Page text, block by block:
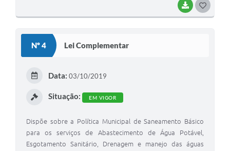
BAIXAR
Nº 4 Lei Complementar
Data: 03/10/2019
Situação: EM VIGOR
Dispõe sobre a Política Municipal de Saneamento Básico
para os serviços de Abastecimento de Água Potável,
Esgotamento Sanitário, Drenagem e manejo das águas